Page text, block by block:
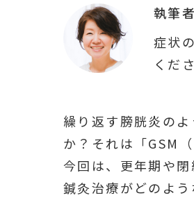
執筆
症状
くだ
繰り返す膀胱炎の
か？それは「GSM
今回は、更年期や
鍼灸治療がどのよ